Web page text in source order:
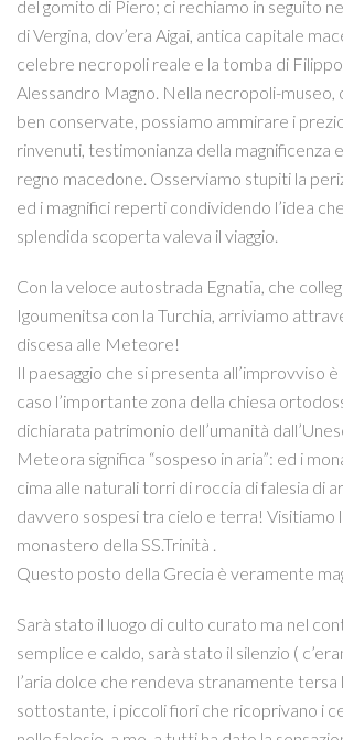
del gomito di Piero; ci rechiamo in seguito
di Vergina, dov’era Aigai, antica capitale
celebre necropoli reale e la tomba di
Alessandro Magno. Nella necropoli-
ben conservate, possiamo ammirare i
rinvenuti, testimonianza della magnificenza
regno macedone. Osserviamo stupiti la
ed i magnifici reperti condividendo l’idea
splendida scoperta valeva il viaggio.
Con la veloce autostrada Egnatia, che
Igoumenitsa con la Turchia, arriviamo
discesa alle Meteore!
Il paesaggio che si presenta all’improvviso
caso l’importante zona della chiesa
dichiarata patrimonio dell’umanità
Meteora significa “sospeso in aria”: ed i
cima alle naturali torri di roccia di falesia di
davvero sospesi tra cielo e terra! Visitiamo
monastero della SS.Trinità .
Questo posto della Grecia è veramente
Sarà stato il luogo di culto curato ma nel
semplice e caldo, sarà stato il silenzio (
l’aria dolce che rendeva stranamente tersa
sottostante, i piccoli fiori che ricoprivano i